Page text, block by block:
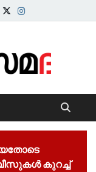
കുറച്ച്